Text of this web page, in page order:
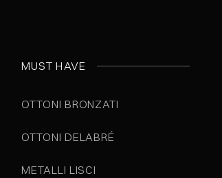
MUST HAVE
OTTONI BRONZATI
OTTONI DELABRÉ
METALLI LISCI